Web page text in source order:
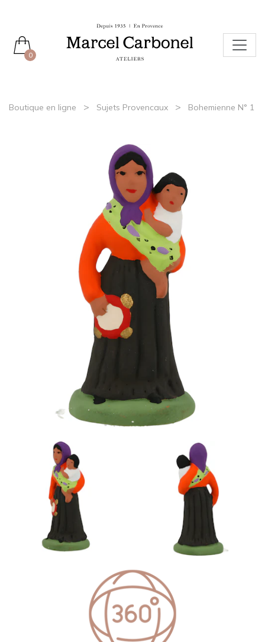
0
Boutique en ligne > Sujets Provencaux > Bohemienne N° 1